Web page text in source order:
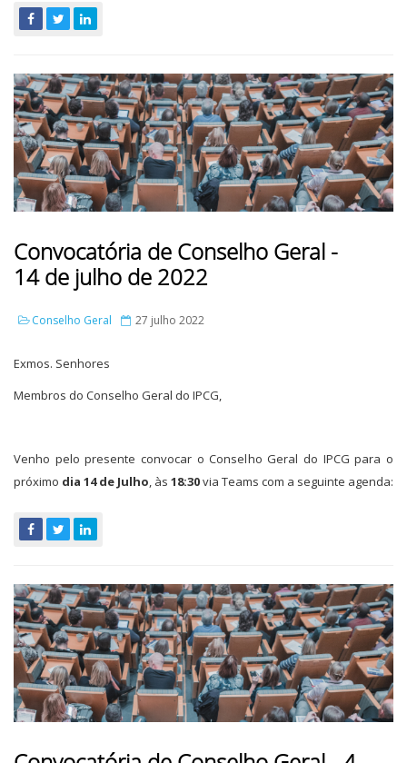
Convocatória de Conselho Geral -
14 de julho de 2022
Conselho Geral 27 julho 2022
Exmos. Senhores
Membros do Conselho Geral do IPCG,
Venho pelo presente convocar o Conselho Geral do IPCG para o
próximo dia 14 de Julho, às 18:30via Teams com a seguinte agenda: